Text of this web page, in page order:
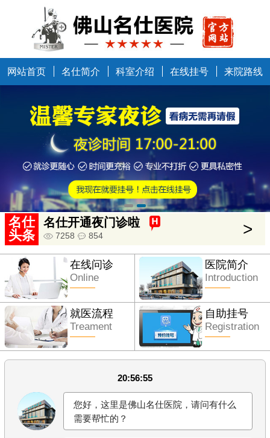
网站首页 名仕简介 科室介绍 在线挂号 来院路线
名仕
头条
中国健康万里行走进佛山
5634 685 >
名仕开通夜门诊啦
7258 854 >
在线问诊
Online
医院简介
Introduction
就医流程
Treament
自助挂号
Registration
20:56:55
您好，这里是佛山名仕医院，请问有什么
需要帮忙的？